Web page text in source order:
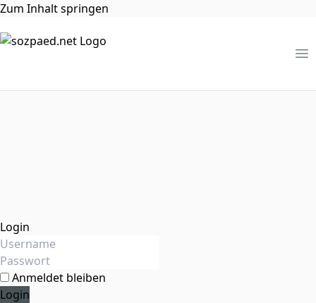
Zum Inhalt springen
Login
Anmeldet bleiben